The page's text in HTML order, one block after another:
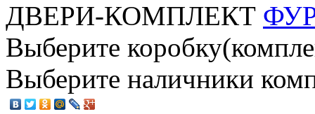
ДВЕРИ-КОМПЛЕКТ
Выберите
Выберите наличники